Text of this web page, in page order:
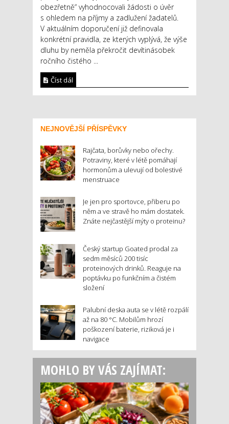
obezřetně“ vyhodnocovali žádosti o úvěr
s ohledem na příjmy a zadlužení žadatelů.
V aktuálním doporučení již definovala
konkrétní pravidla, ze kterých vyplývá, že výše
dluhu by neměla překročit devítinásobek
ročního čistého ...
Číst dál
NEJNOVĚJŠÍ PŘÍSPĚVKY
Rajčata, borůvky nebo ořechy.
Potraviny, které v létě pomáhají
hormonům a ulevují od bolestivé
menstruace
Je jen pro sportovce, přiberu po
něm a ve stravě ho mám dostatek.
Znáte nejčastější mýty o proteinu?
Český startup Goated prodal za
sedm měsíců 200 tisíc
proteinových drinků. Reaguje na
poptávku po funkčním a čistém
složení
Palubní deska auta se v létě rozpálí
až na 80 °C. Mobilům hrozí
poškození baterie, riziková je i
navigace
MOHLO BY VÁS ZAJÍMAT: